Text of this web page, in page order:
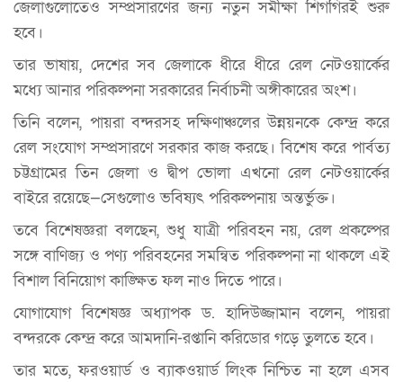
জেলাগুলোতেও সম্প্রসারণের জন্য নতুন সমীক্ষা শিগগিরই শুরু
হবে।
তার ভাষায়, দেশের সব জেলাকে ধীরে ধীরে রেল নেটওয়ার্কের
মধ্যে আনার পরিকল্পনা সরকারের নির্বাচনী অঙ্গীকারের অংশ।
তিনি বলেন, পায়রা বন্দরসহ দক্ষিণাঞ্চলের উন্নয়নকে কেন্দ্র করে
রেল সংযোগ সম্প্রসারণে সরকার কাজ করছে। বিশেষ করে পার্বত্য
চট্টগ্রামের তিন জেলা ও দ্বীপ ভোলা এখনো রেল নেটওয়ার্কের
বাইরে রয়েছে—সেগুলোও ভবিষ্যৎ পরিকল্পনায় অন্তর্ভুক্ত।
তবে বিশেষজ্ঞরা বলছেন, শুধু যাত্রী পরিবহন নয়, রেল প্রকল্পের
সঙ্গে বাণিজ্য ও পণ্য পরিবহনের সমন্বিত পরিকল্পনা না থাকলে এই
বিশাল বিনিয়োগ কাঙ্ক্ষিত ফল নাও দিতে পারে।
যোগাযোগ বিশেষজ্ঞ অধ্যাপক ড. হাদিউজ্জামান বলেন, পায়রা
বন্দরকে কেন্দ্র করে আমদানি-রপ্তানি করিডোর গড়ে তুলতে হবে।
তার মতে, ফরওয়ার্ড ও ব্যাকওয়ার্ড লিংক নিশ্চিত না হলে এসব